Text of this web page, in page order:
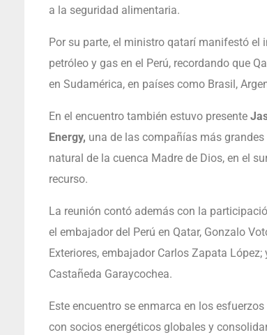
a la seguridad alimentaria.
Por su parte, el ministro qatarí manifestó el
petróleo y gas en el Perú, recordando que
en Sudamérica, en países como Brasil,
En el encuentro también estuvo presente
Energy, una de las compañías más
natural de la cuenca Madre de Dios, en el
recurso.
La reunión contó además con la
el embajador del Perú en Qatar, Gonzalo
Exteriores, embajador Carlos Zapata
Castañeda Garaycochea.
Este encuentro se enmarca en los
con socios energéticos globales y